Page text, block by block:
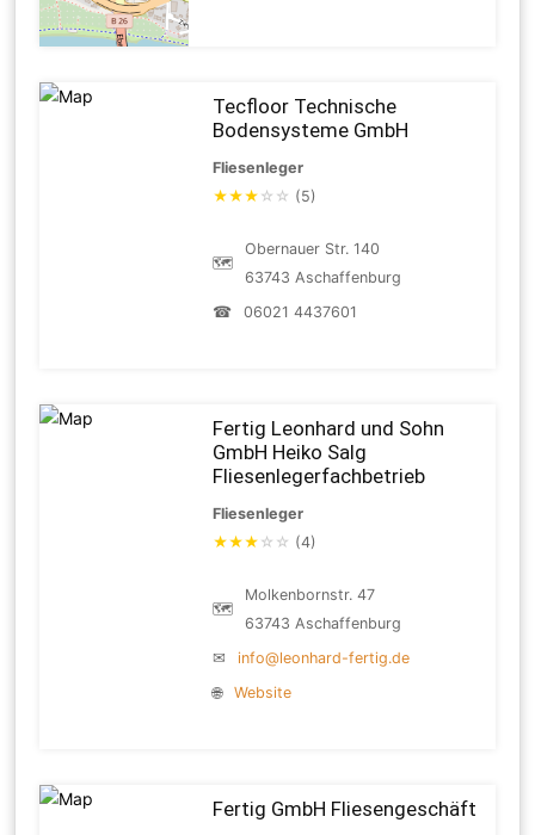
Tecfloor Technische
Bodensysteme GmbH
Fliesenleger
★★★ ☆ ☆ (5)
🗺
Obernauer Str. 140
63743 Aschaffenburg
☎
06021 4437601
Fertig Leonhard und Sohn
GmbH Heiko Salg
Fliesenlegerfachbetrieb
Fliesenleger
★★★ ☆ ☆ (4)
🗺
Molkenbornstr. 47
63743 Aschaffenburg
✉
info@leonhard-fertig.de
🌐
Website
Fertig GmbH Fliesengeschäft